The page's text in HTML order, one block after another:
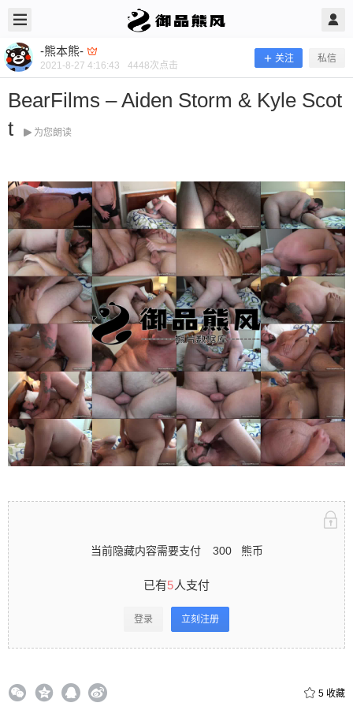
-熊本熊-
2021-8-27 4:16:43 4448次点击
关注 私信
BearFilms – Aiden Storm & Kyle Scot
t
为您朗读
当前隐藏内容需要支付 300 熊币
已有5人支付
登录 立刻注册
5 收藏
-熊本熊- @ 御品熊风 2021/8/27
BearFilms – Aiden Storm & Kyle Scott
当前隐藏内容需要支付300熊币 已有5人支付 登录
立刻注册 0 收藏